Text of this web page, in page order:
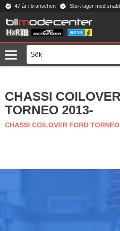
Meny
47 år i branschen Stort lager med
CHASSI
TORNEO 2013-
CHASSI COILOVER FORD